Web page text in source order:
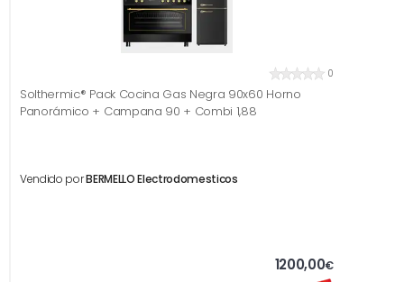
0
Solthermic® Pack Cocina Gas Negra 90x60 Horno
Panorámico + Campana 90 + Combi 1,88
Vendido porBERMELLO Electrodomesticos
1200,00€